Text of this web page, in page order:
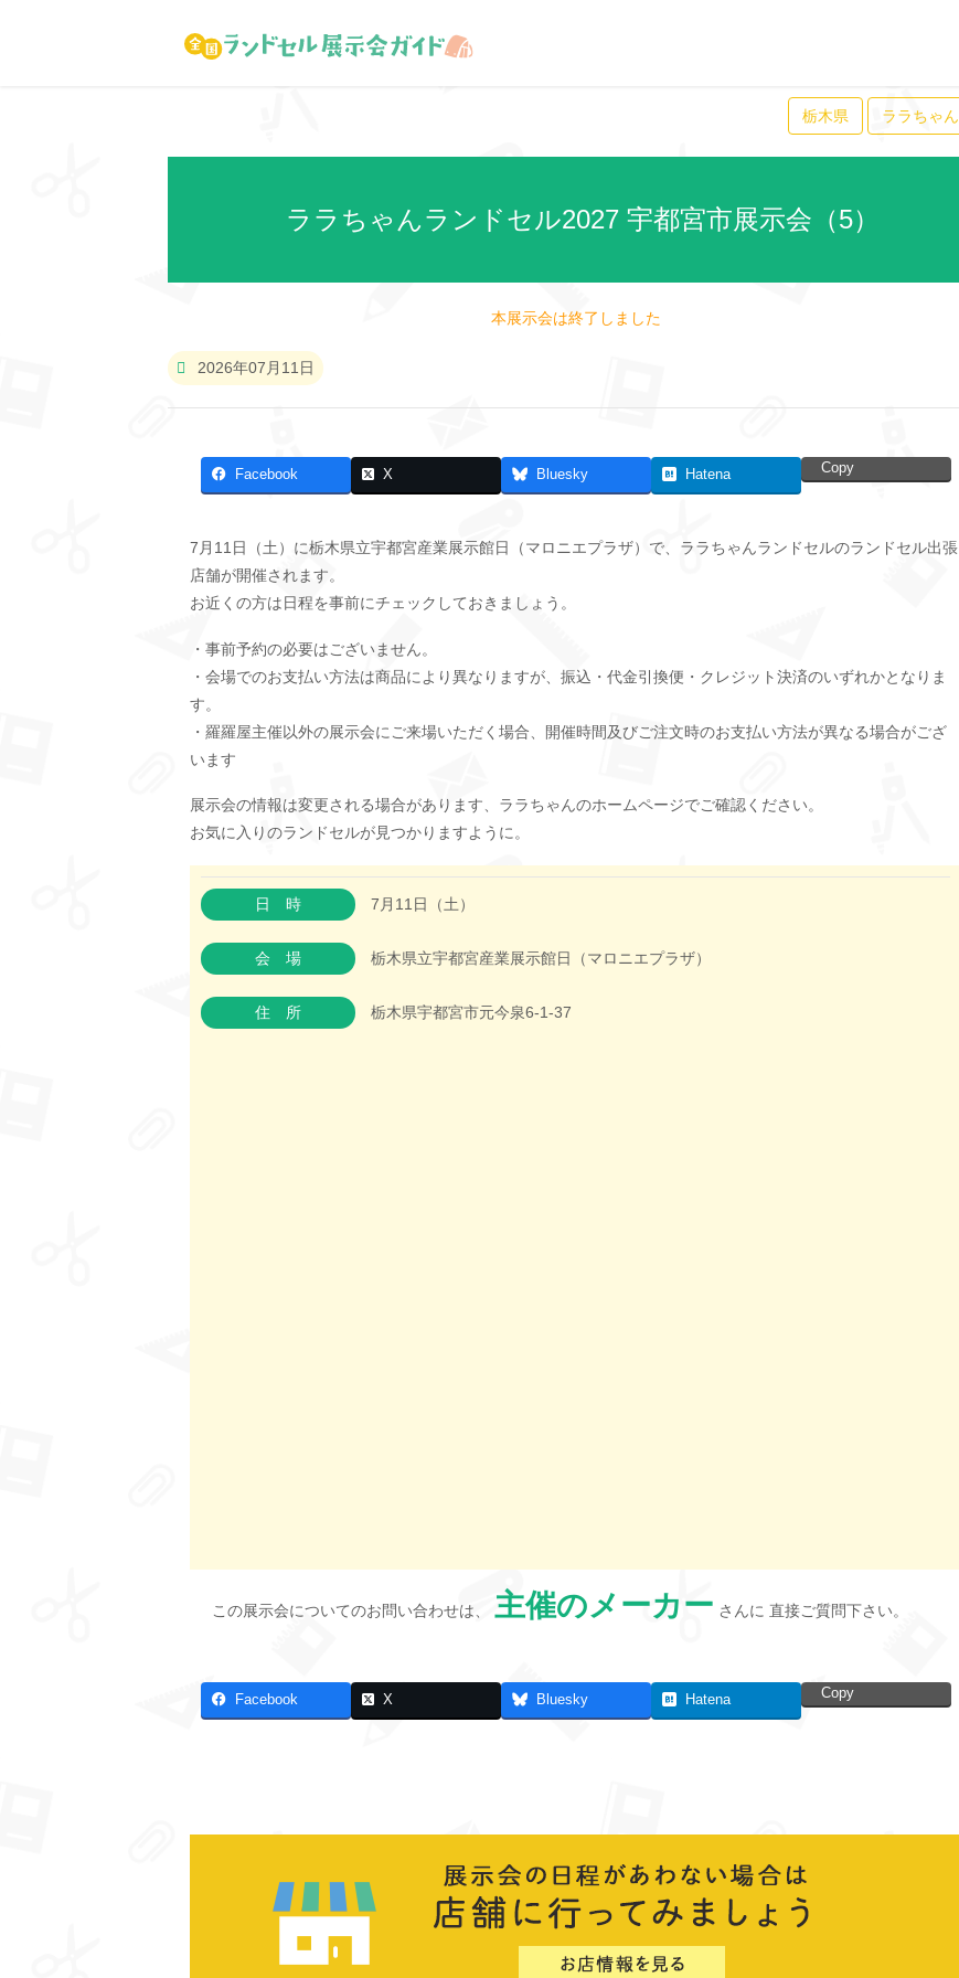
栃木県 ララちゃん
ララちゃんランドセル2027 宇都宮市展示会（5）
本展示会は終了しました
2026年07月11日
Facebook X Bluesky Hatena Copy
7月11日（土）に栃木県立宇都宮産業展示館日（マロニエプラザ）で、ララちゃんランドセルのランドセル出張
店舗が開催されます。
お近くの方は日程を事前にチェックしておきましょう。
・事前予約の必要はございません。
・会場でのお支払い方法は商品により異なりますが、振込・代金引換便・クレジット決済のいずれかとなりま
す。
・羅羅屋主催以外の展示会にご来場いただく場合、開催時間及びご注文時のお支払い方法が異なる場合がござ
います
展示会の情報は変更される場合があります、ララちゃんのホームページでご確認ください。
お気に入りのランドセルが見つかりますように。
日時 7月11日（土）
会場 栃木県立宇都宮産業展示館日（マロニエプラザ）
住所 栃木県宇都宮市元今泉6-1-37
この展示会についてのお問い合わせは、 主催のメーカー さんに 直接ご質問下さい。
Facebook X Bluesky Hatena Copy